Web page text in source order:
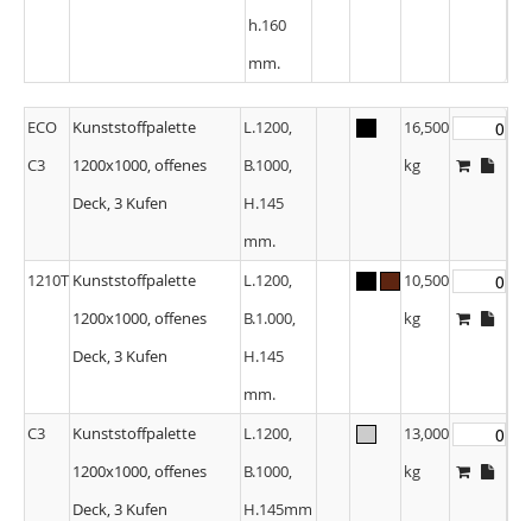
h.160
mm.
ECO
C3
Kunststoffpalette
1200x1000, offenes
Deck, 3 Kufen
L.1200,
B.1000,
H.145
mm.
16,500
kg
1210T Kunststoffpalette
1200x1000, offenes
Deck, 3 Kufen
L.1200,
B.1.000,
H.145
mm.
10,500
kg
C3
Kunststoffpalette
1200x1000, offenes
Deck, 3 Kufen
L.1200,
B.1000,
H.145mm
13,000
kg